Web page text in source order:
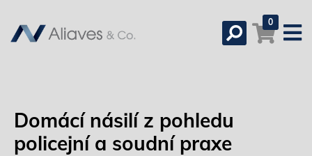
0
Domácí násilí z pohledu
policejní a soudní praxe